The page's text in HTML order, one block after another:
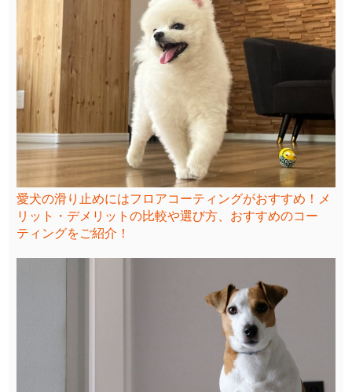
愛犬の滑り止めにはフロアコーティングがおすすめ！メ
リット・デメリットの比較や選び方、おすすめのコー
ティングをご紹介！